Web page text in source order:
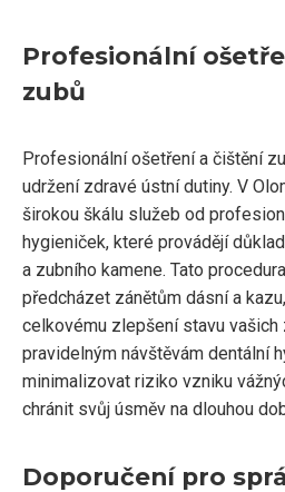
Profesionální
zubů
Profesionální ošetření a čištění
udržení zdravé ústní dutiny. V
širokou škálu služeb od
hygieniček, které provádějí
a zubního kamene. Tato
předcházet zánětům dásní a
celkovému zlepšení stavu vašich
pravidelným návštěvám dentální
minimalizovat riziko vzniku
chránit svůj úsměv na dlouhou
Doporučení pro